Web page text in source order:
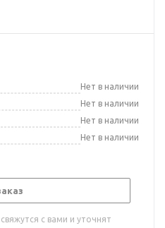
Нет в наличии
Нет в наличии
Нет в наличии
Нет в наличии
с вами и уточнят